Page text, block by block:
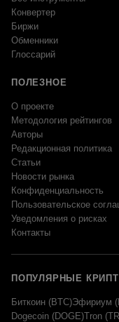
Конвертер
Биржи
Обменники
Глоссарий
ПОЛЕЗНОЕ
О проекте
Методология рейтингов
Авторы
Редакционная политика
Статьи
Новости рынка
Конфиденциальность
Пользовательское
Уведомления о рисках
Контакты
ПОПУЛЯРНЫЕ
Биткоин (BTC)Эфириум
Dogecoin (DOGE)Tron